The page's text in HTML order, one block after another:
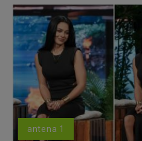
antena 1